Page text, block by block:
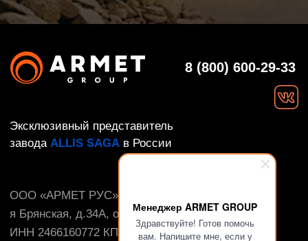
Менеджер ARMET GROUP
Здравствуйте! Готов помочь
вам. Напишите мне, если у